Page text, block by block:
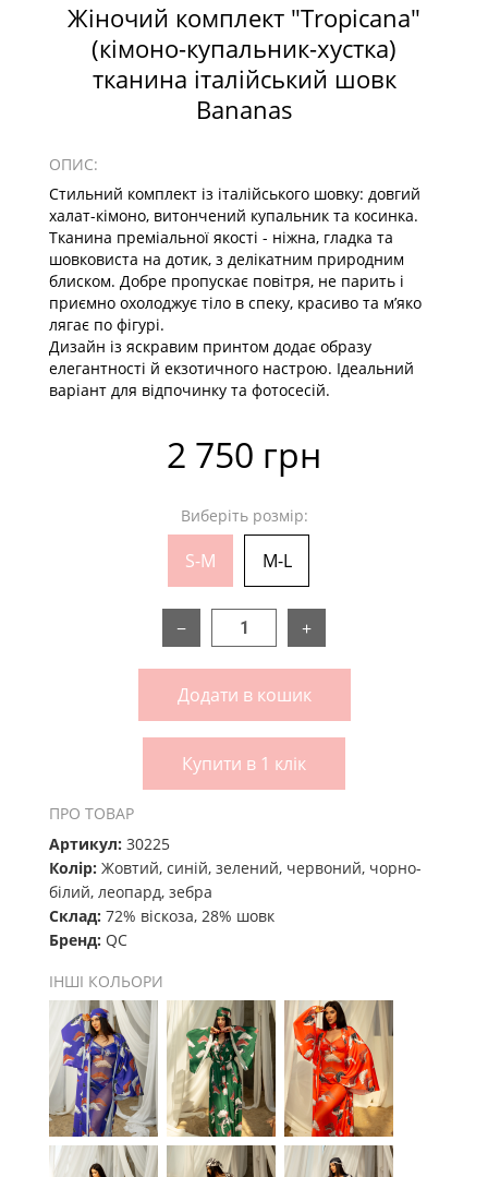
Жіночий комплект "Tropicana"
(кімоно-купальник-хустка)
тканина італійський шовк
Bananas
ОПИС:
Стильний комплект із італійського шовку: довгий
халат-кімоно, витончений купальник та косинка.
Тканина преміальної якості - ніжна, гладка та
шовковиста на дотик, з делікатним природним
блиском. Добре пропускає повітря, не парить і
приємно охолоджує тіло в спеку, красиво та м’яко
лягає по фігурі.
Дизайн із яскравим принтом додає образу
елегантності й екзотичного настрою. Ідеальний
варіант для відпочинку та фотосесій.
2 750 грн
Виберіть розмір:
S-M M-L
− +
Додати в кошик
Купити в 1 клік
ПРО ТОВАР
Артикул: 30225
Колір: Жовтий, синій, зелений, червоний, чорно-
білий, леопард, зебра
Склад: 72% віскоза, 28% шовк
Бренд: QC
ІНШІ КОЛЬОРИ